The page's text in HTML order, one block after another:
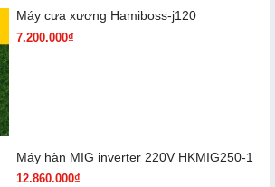
Máy cưa xương Hamiboss-j120
7.200.000₫
Máy hàn MIG inverter 220V HKMIG250-1
12.860.000₫